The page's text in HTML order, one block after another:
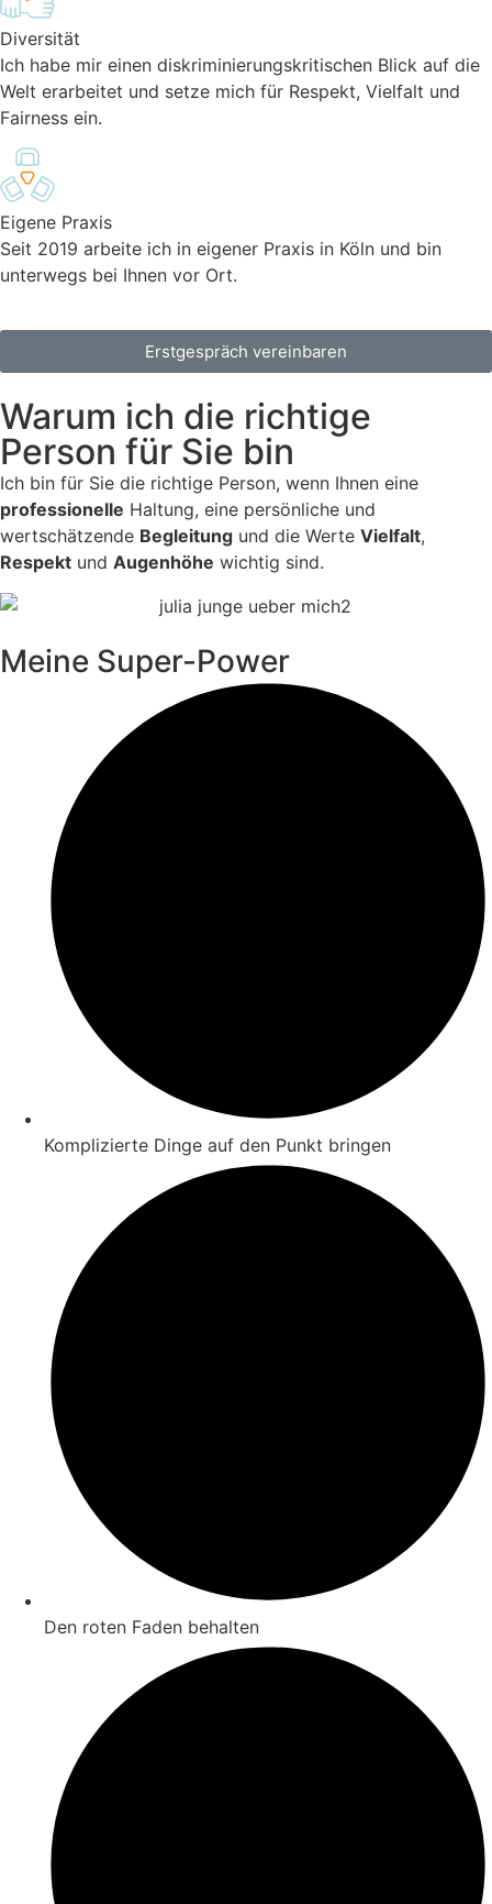
Diversität
Ich habe mir einen diskriminierungskritischen Blick auf die
Welt erarbeitet und setze mich für Respekt, Vielfalt und
Fairness ein.
Eigene Praxis
Seit 2019 arbeite ich in eigener Praxis in Köln und bin
unterwegs bei Ihnen vor Ort.
Erstgespräch vereinbaren
Warum ich die richtige
Person für Sie bin
Ich bin für Sie die richtige Person, wenn Ihnen eine
professionelle Haltung, eine persönliche und
wertschätzende Begleitung und die Werte Vielfalt,
Respekt und Augenhöhe wichtig sind.
Meine Super-Power
Komplizierte Dinge auf den Punkt bringen
Den roten Faden behalten